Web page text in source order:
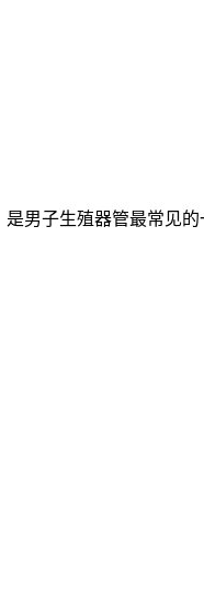
男子生殖器管最常见